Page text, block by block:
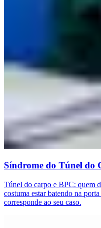
Síndrome do Túnel do
Túnel do carpo e BPC: quem
costuma estar batendo na
corresponde ao seu caso.